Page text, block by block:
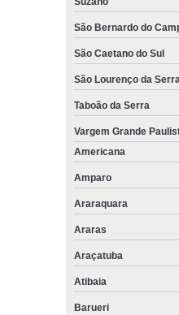
peça de empilhadeira still egv
peças para empilhadeiras
quanto custa peça de
peça de empilhadeira still
onde encontro peças para
onde encontro peça de
peça de empilhadeira still
peças para empilhadeira still
quanto custa peça de
Paulista
peça de empilhadeira still
peças para empilhadeiras still
São Bernardo do
São Caetano do Sul
São Lourenço da
Taboão da Serra
Vargem Grande
Americana
Amparo
Araraquara
Araras
Araçatuba
Atibaia
Barueri